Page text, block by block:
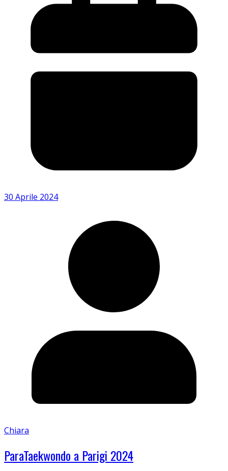
30 Aprile 2024
Chiara
ParaTaekwondo a Parigi 2024